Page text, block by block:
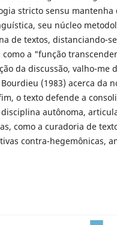
stricto sensu mantenha
seu núcleo
de textos, distanciando-
como a "função
da discussão, valho-me
(1983) acerca da
o texto defende a
autônoma,
como a curadoria de
contra-hegemônicas,